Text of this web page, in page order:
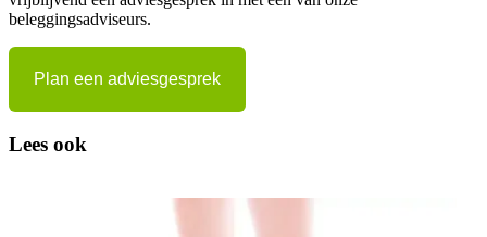
beleggingsadviseurs.
Plan een adviesgesprek
Lees ook